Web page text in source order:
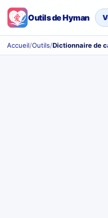
Outils de Hyman
Accueil/Outils/Dictionnaire de